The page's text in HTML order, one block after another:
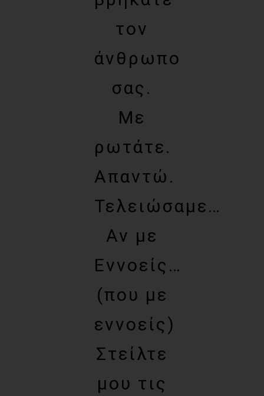
τον
άνθρωπο
σας.
Με
ρωτάτε.
Απαντώ.
Τελειώσαμε…
Αν με
Εννοείς…
(που με
εννοείς)
Στείλτε
μου τις